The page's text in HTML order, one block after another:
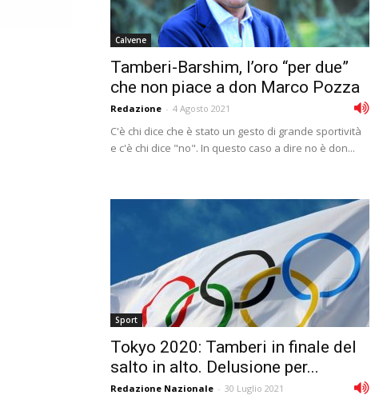
Calvene
Tamberi-Barshim, l’oro “per due”
che non piace a don Marco Pozza
Redazione - 4 Agosto 2021
C'è chi dice che è stato un gesto di grande sportività
e c'è chi dice "no". In questo caso a dire no è don...
Sport
Tokyo 2020: Tamberi in finale del
salto in alto. Delusione per...
Redazione Nazionale - 30 Luglio 2021